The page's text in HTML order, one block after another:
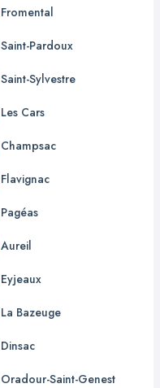
Fromental
Saint-Pardoux
Saint-Sylvestre
Les Cars
Champsac
Flavignac
Pagéas
Aureil
Eyjeaux
La Bazeuge
Dinsac
Oradour-Saint-Genest